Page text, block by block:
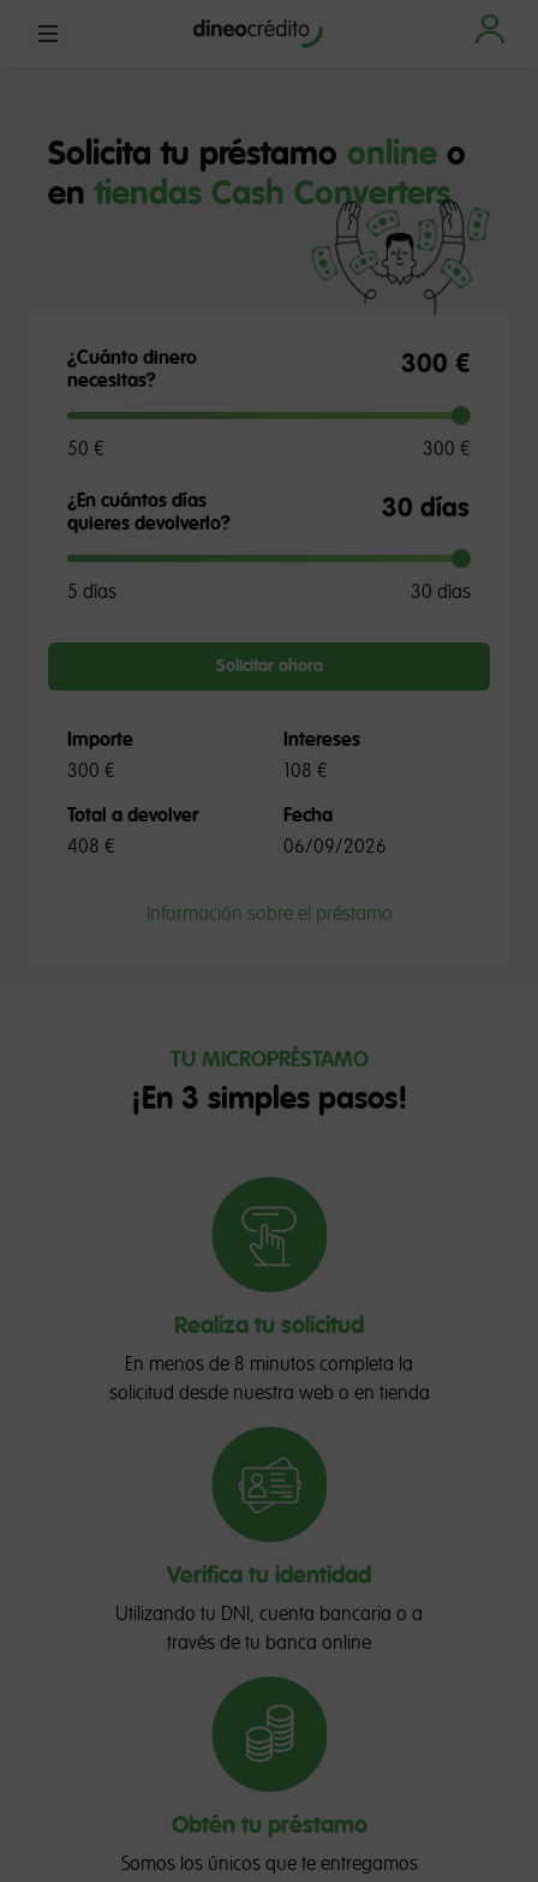
Solicita tu préstamo online o
en tiendas Cash Converters
¿Cuánto dinero
necesitas?
300 €
50 € 300 €
¿En cuántos días
quieres devolverlo?
5 días 30 días
Solicitar ahora
Importe
300 €
Intereses
108 €
Total a devolver
408 €
Fecha
06/09/2026
Información sobre el préstamo
TU MICROPRÉSTAMO
¡En 3 simples pasos!
Realiza tu solicitud
En menos de 8 minutos completa la
solicitud desde nuestra web o en tienda
Verifica tu identidad
Utilizando tu DNI, cuenta bancaria o a
través de tu banca online
Obtén tu préstamo
Somos los únicos que te entregamos